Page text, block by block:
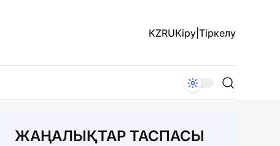
KZRUКіру Тіркелу
ЖАҢАЛЫҚТАР ТАСПАСЫ